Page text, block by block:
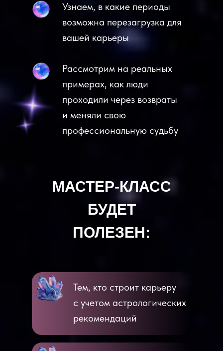
Рассмотрим на реальных
примерах, как люди
проходили через возвраты
и меняли свою
профессиональную судьбу
Узнаем, в какие периоды
возможна перезагрузка для
вашей карьеры
МАСТЕР-КЛАСС
БУДЕТ
ПОЛЕЗЕН:
Тем, кто строит карьеру
с учетом астрологических
рекомендаций